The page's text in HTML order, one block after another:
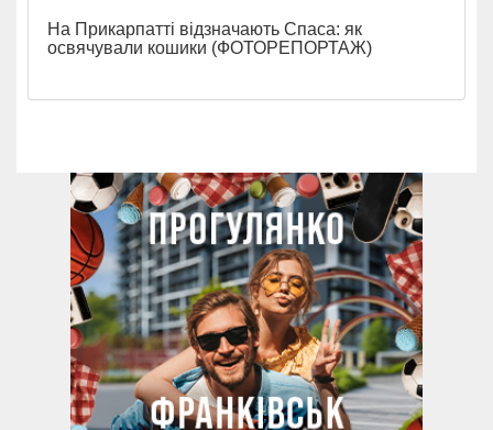
На Прикарпатті відзначають Спаса: як
освячували кошики (ФОТОРЕПОРТАЖ)